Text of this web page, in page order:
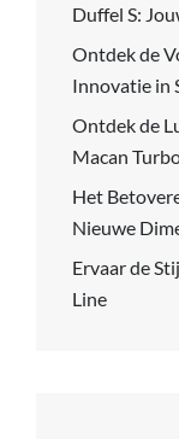
Duffel S:
Ontdek de
Innovatie in
Ontdek de
Macan
Het
Nieuwe
Ervaar de
Line